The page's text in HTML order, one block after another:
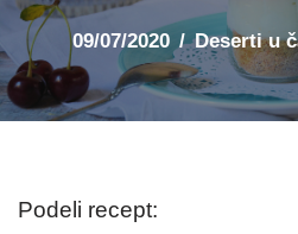
09/07/2020 Deserti u
Podeli recept: